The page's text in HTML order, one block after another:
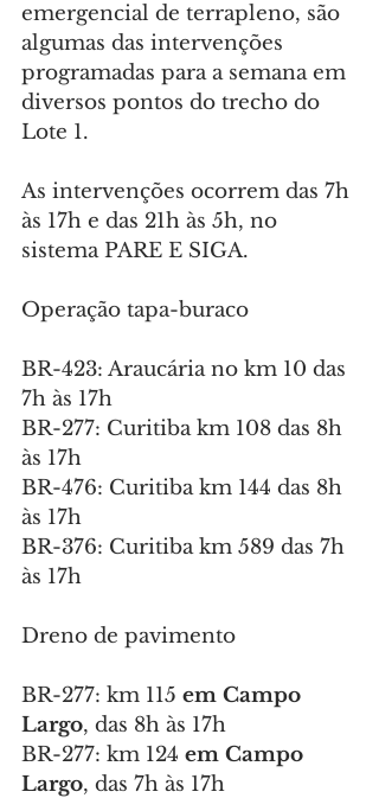
emergencial de terrapleno, são
algumas das intervenções
programadas para a semana em
diversos pontos do trecho do
Lote 1.
As intervenções ocorrem das 7h
às 17h e das 21h às 5h, no
sistema PARE E SIGA.
Operação tapa-buraco
BR-423: Araucária no km 10 das
7h às 17h
BR-277: Curitiba km 108 das 8h
às 17h
BR-476: Curitiba km 144 das 8h
às 17h
BR-376: Curitiba km 589 das 7h
às 17h
Dreno de pavimento
BR-277: km 115 em Campo
Largo, das 8h às 17h
BR-277: km 124 em Campo
Largo, das 7h às 17h